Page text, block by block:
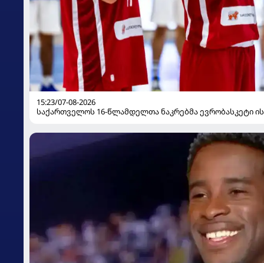
15:23/07-08-2026
საქართველოს 16-წლამდელთა ნაკრებმა ევრობასკეტი